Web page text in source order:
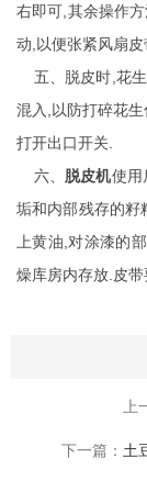
右即可,其余操作
动,以便张紧风扇皮
五、脱皮时,花生
混入,以防打碎花
打开出口开关.
六、 脱皮机使用
垢和内部残存的籽
上黄油,对涂漆的
燥库房内存放.皮带
上
下一篇： 土